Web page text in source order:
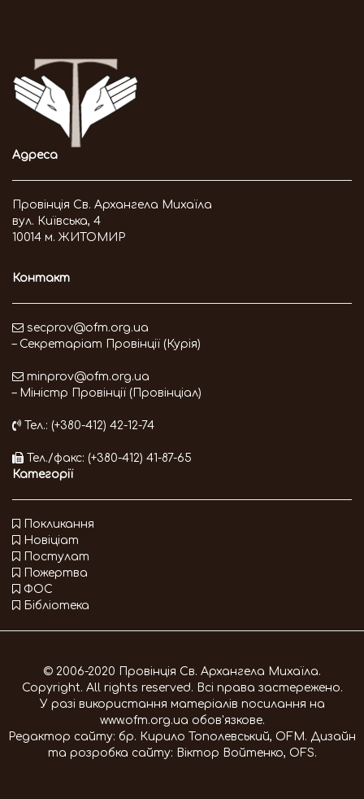
Адреса
Провінція Св. Архангела Михаїла
вул. Київська, 4
10014 м. ЖИТОМИР
Контакт
secprov@ofm.org.ua
– Секретаріат Провінції (Курія)
minprov@ofm.org.ua
– Міністр Провінції (Провінціал)
Тел.: (+380-412) 42-12-74
Тел./факс: (+380-412) 41-87-65
Категорії
Покликання
Новіціат
Постулат
Пожертва
ФОС
Бібліотека
© 2006-2020 Провінція Св. Архангела Михаїла.
Copyright. All rights reserved. Всі права застережено.
У разі використання матеріалів посилання на
www.ofm.org.ua обов'язкове.
Редактор сайту: бр. Кирило Тополевський, OFM. Дизайн
та розробка сайту: Віктор Войтенко, OFS.